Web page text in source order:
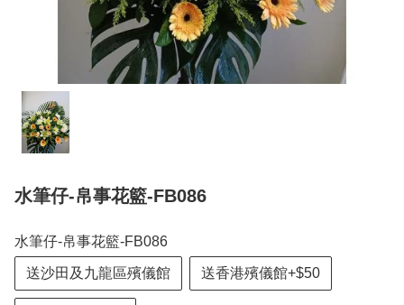
水筆仔-帛事花籃-FB086
水筆仔-帛事花籃-FB086
送沙田及九龍區殯儀館 送香港殯儀館+$50